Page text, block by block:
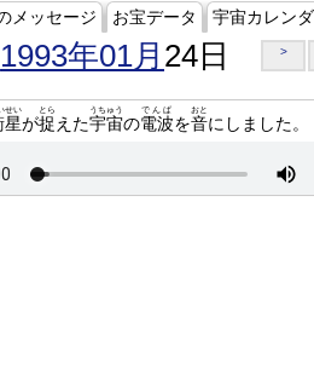
メッセージ お宝データ 宇宙カレン
1993年01月 24日 >
星
せい
が捉
とら
えた宇宙
うちゅう
の電波
でんぱ
を音
おと
にしました。